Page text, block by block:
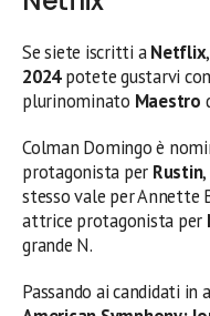
Se siete iscritti aNetflix
2024potete gustarvi
plurinominato Maestro
Colman Domingo è
protagonista per Rustin
stesso vale per Annette
attrice protagonista per
grande N.
Passando ai candidati